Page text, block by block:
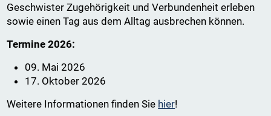
Geschwister Zugehörigkeit und Verbundenheit erleben
sowie einen Tag aus dem Alltag ausbrechen können.
Termine 2026:
09. Mai 2026
17. Oktober 2026
Weitere Informationen finden Sie hier!